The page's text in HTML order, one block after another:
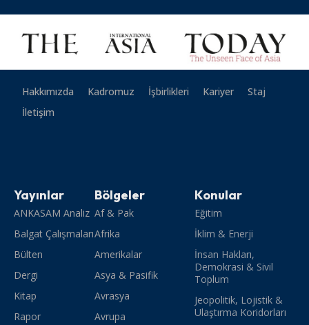
Hakkımızda Kadromuz İşbirlikleri Kariyer
Staj
İletişim
Yayınlar
ANKASAM Analiz
Balgat Çalışmaları
Bülten
Dergi
Kitap
Rapor
Bölgeler
Af & Pak
Afrika
Amerikalar
Asya & Pasifik
Avrasya
Avrupa
Konular
Eğitim
İklim & Enerji
İnsan Hakları,
Demokrasi & Sivil
Toplum
Jeopolitik, Lojistik &
Ulaştırma Koridorları